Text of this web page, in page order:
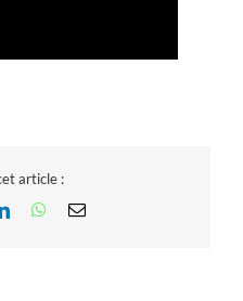
article :
LinkedInWhatsApp
Email